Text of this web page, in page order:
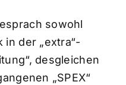
sowohl
in der „extra“-
desgleichen
„SPEX“